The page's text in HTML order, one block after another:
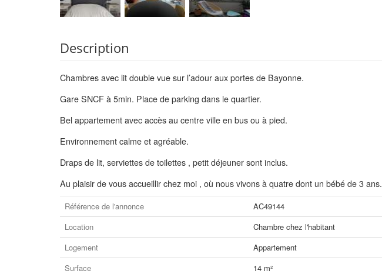
Description
Chambres avec lit double vue sur l’adour aux portes de Bayonne.
Gare SNCF à 5min. Place de parking dans le quartier.
Bel appartement avec accès au centre ville en bus ou à pied.
Environnement calme et agréable.
Draps de lit, serviettes de toilettes , petit déjeuner sont inclus.
Au plaisir de vous accueillir chez moi , où nous vivons à quatre dont un bébé de 3 ans.
Référence de l'annonce
AC49144
Location
Chambre chez l'habitant
Logement
Appartement
Surface
14 m²